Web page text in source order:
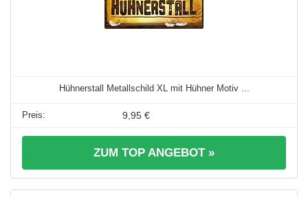
Hühnerstall Metallschild XL mit Hühner Motiv ...
9,95 €
ZUM TOP ANGEBOT »